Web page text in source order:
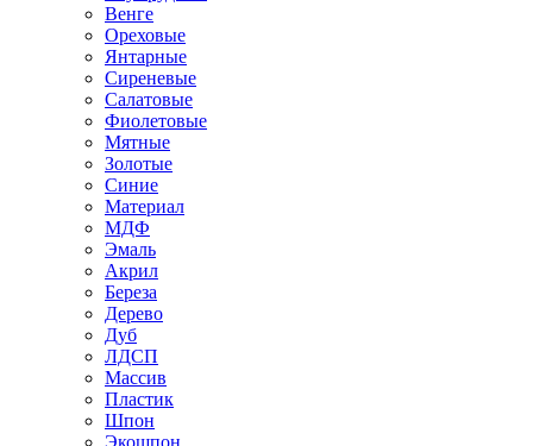
Венге
Ореховые
Янтарные
Сиреневые
Салатовые
Фиолетовые
Мятные
Золотые
Синие
Материал
МДФ
Эмаль
Акрил
Береза
Дерево
Дуб
ЛДСП
Массив
Пластик
Шпон
Экошпон